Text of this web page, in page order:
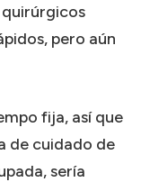
pero aún
fija, así que
de cuidado de
sería